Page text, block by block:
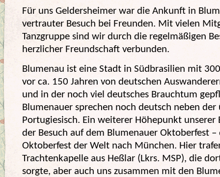
Für uns Geldersheimer war die Ankunft in
vertrauter Besuch bei Freunden. Mit vielen
Tanzgruppe sind wir durch die regelmäßigen
herzlicher Freundschaft verbunden.
Blumenau ist eine Stadt in Südbrasilien mit
vor ca. 150 Jahren von deutschen
und in der noch viel deutsches Brauchtum
Blumenauer sprechen noch deutsch neben der
Portugiesisch. Ein weiterer Höhepunkt unserer
der Besuch auf dem Blumenauer Oktoberfest
Oktoberfest der Welt nach München. Hier
Trachtenkapelle aus Heßlar (Lkrs. MSP), die
sorgte, aber auch uns zusammen mit den